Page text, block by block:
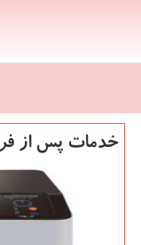
خدمات پس از